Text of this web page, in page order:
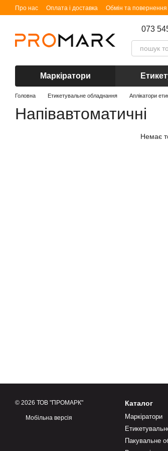
Перейти до основного контенту
Про нас Оплата і доставка Обмін та повернення
073
Маркіратори
Головна Етикетувальне обладнання Аплікатори
Напівавтоматичні
Немає
© 2026 ТОВ "ПРОМАРК"
Мобільна версія
Каталог
Маркіратори
Пакувальне